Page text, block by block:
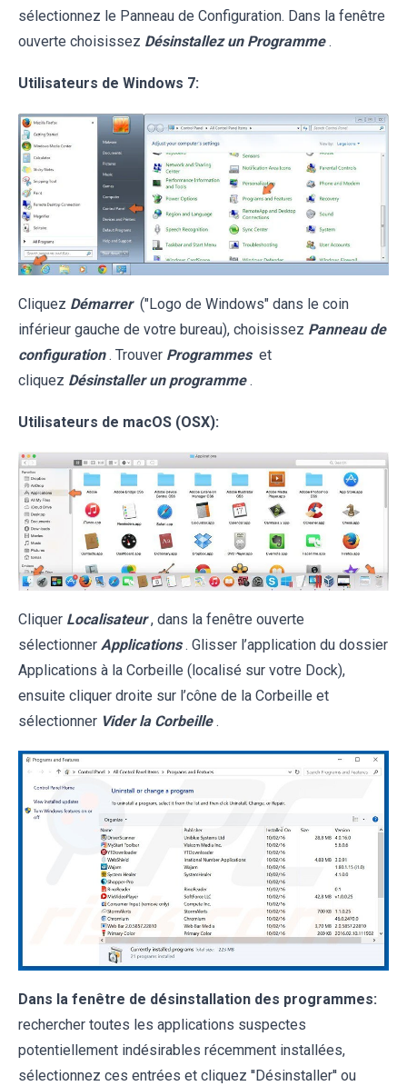
sélectionnez le Panneau de Configuration. Dans la fenêtre
ouverte choisissez Désinstallez un Programme .
Utilisateurs de Windows 7:
Cliquez Démarrer ("Logo de Windows" dans le coin
inférieur gauche de votre bureau), choisissez Panneau de
configuration . Trouver Programmes et
cliquez Désinstaller un programme .
Utilisateurs de macOS (OSX):
Cliquer Localisateur , dans la fenêtre ouverte
sélectionner Applications . Glisser l’application du dossier
Applications à la Corbeille (localisé sur votre Dock),
ensuite cliquer droite sur l’cône de la Corbeille et
sélectionner Vider la Corbeille .
Dans la fenêtre de désinstallation des programmes:
rechercher toutes les applications suspectes
potentiellement indésirables récemment installées,
sélectionnez ces entrées et cliquez ''Désinstaller'' ou